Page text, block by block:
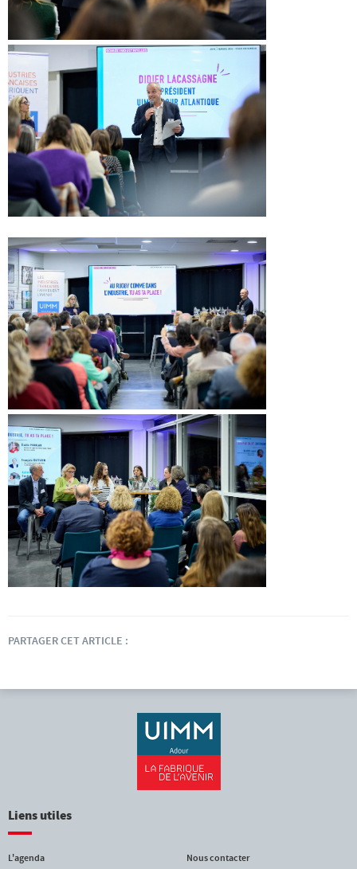
PARTAGER CET ARTICLE :
Liens utiles
L'agenda Nous contacter